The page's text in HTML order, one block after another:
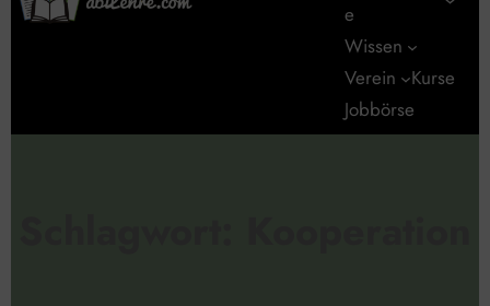
e
Wissen
Verein
Kurse
Jobbörse